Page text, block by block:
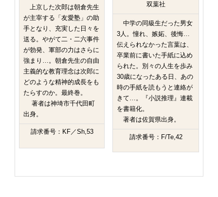
上京した次郎は朝倉先生
が主宰する「友愛塾」の助
手となり、充実した日々を
送る。やがて二・二六事件
が勃発、軍部の力はさらに
強まり…。朝倉先生の自由
主義的な教育理念は次郎に
どのような精神的成長をも
たらすのか。最終巻。
著者は神埼市千代田町
出身。
請求番号：KF／Sh,53
双葉社
中学の同級生だった男女
3人。憧れ、嫉妬、後悔…
伝えられなかった言葉は、
卒業前に書いた手紙に込め
られた。別々の人生を歩み
30歳になったある日、あの
時の手紙を読もうと連絡が
きて…。『小説推理』連載
を書籍化。
著者は佐賀県出身。
請求番号：F/Te,42